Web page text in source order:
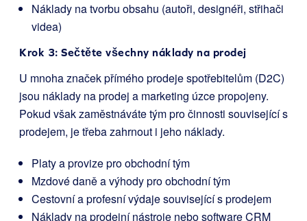
Náklady na tvorbu obsahu (autoři, designéři, střihači
videa)
Krok 3: Sečtěte všechny náklady na prodej
U mnoha značek přímého prodeje spotřebitelům (D2C)
jsou náklady na prodej a marketing úzce propojeny.
Pokud však zaměstnáváte tým pro činnosti související s
prodejem, je třeba zahrnout i jeho náklady.
Platy a provize pro obchodní tým
Mzdové daně a výhody pro obchodní tým
Cestovní a profesní výdaje související s prodejem
Náklady na prodejní nástroje nebo software CRM